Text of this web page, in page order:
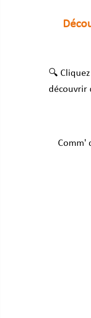
🔍
découvrir
Comm'